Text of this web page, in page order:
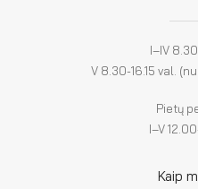
I–IV
V 8.30-16.15 val.
Pietų
I–V
Kaip